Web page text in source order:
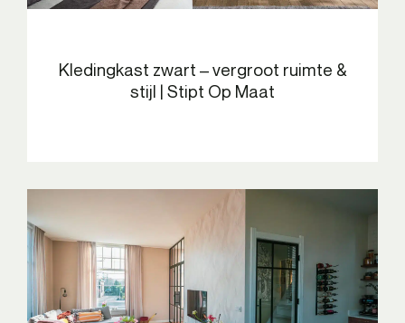
Kledingkast zwart – vergroot ruimte &
stijl | Stipt Op Maat